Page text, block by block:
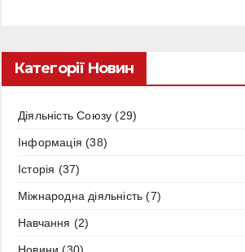
Категорії Новин
Діяльність Союзу (29)
Інформація (38)
Історія (37)
Міжнародна діяльність (7)
Навчання (2)